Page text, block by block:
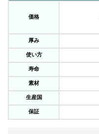
価格
厚み
使い方
寿命
素材
生産国
保証